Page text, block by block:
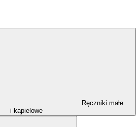
Ręczniki małe
i kąpielowe